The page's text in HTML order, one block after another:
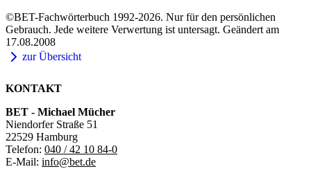
©BET-Fachwörterbuch 1992-2026. Nur für den persönlichen
Gebrauch. Jede weitere Verwertung ist untersagt. Geändert am
17.08.2008
zur Übersicht
KONTAKT
BET - Michael Mücher
Niendorfer Straße 51
22529 Hamburg
Telefon: 040 / 42 10 84-0
E-Mail: info@bet.de